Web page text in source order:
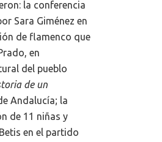
la conferencia
Sara Giménez en
de flamenco que
en
del pueblo
de un
Andalucía; la
de 11 niñas y
en el partido